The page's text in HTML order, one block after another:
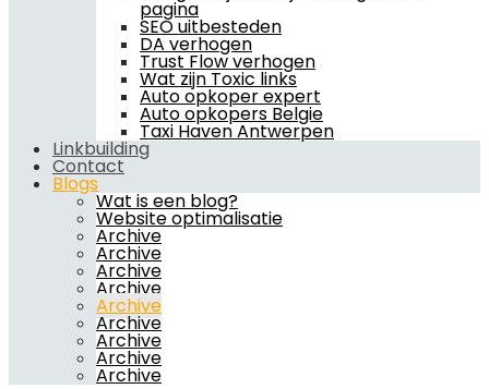
pagina
SEO uitbesteden
DA verhogen
Trust Flow verhogen
Wat zijn Toxic links
Auto opkoper expert
Auto opkopers Belgie
Taxi Haven Antwerpen
Linkbuilding
Contact
Blogs
Wat is een blog?
Website optimalisatie
Archive
Archive
Archive
Archive
Archive
Archive
Archive
Archive
Archive